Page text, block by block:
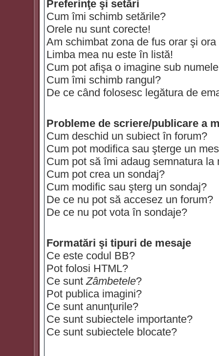
Preferinţe şi setări
Cum îmi schimb setările?
Orele nu sunt corecte!
Am schimbat zona de fus orar şi
Limba mea nu este în listă!
Cum pot afişa o imagine sub
Cum îmi schimb rangul?
De ce când folosesc legătura de
Probleme de scriere/publicare a
Cum deschid un subiect în forum?
Cum pot modifica sau şterge un
Cum pot să îmi adaug semnatura la
Cum pot crea un sondaj?
Cum modific sau şterg un sondaj?
De ce nu pot să accesez un forum?
De ce nu pot vota în sondaje?
Formatări şi tipuri de mesaje
Ce este codul BB?
Pot folosi HTML?
Ce suntZâmbetele?
Pot publica imagini?
Ce sunt anunţurile?
Ce sunt subiectele importante?
Ce sunt subiectele blocate?